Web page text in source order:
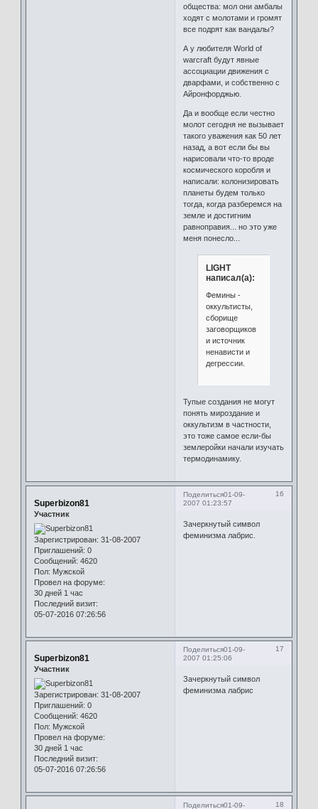
общества: мол они амбалы
ходят с молотами и громят
все подрят как вандалы?
А у любителя World of
warcraft будут явные
ассоциации движения с
дварфами, и собственно с
Айронфорджью.
Да и вообще если честно
молот сегодня не вызывает
такого уважения как 50 лет
назад, а вот если бы вы
нарисовали что-то вроде
космического коробля и
написали: колонизировать
планеты будем только
тогда, когда разберемся на
земле и достигним
равноправия... но это уже
меня понесло...
LIGHT
написал(а):
Фемины -
оккультисты,
сборище
заговорщиков
и источник
ненависти и
дегрессии.
Тупые создания не могут
понять мироздание и
оккультизм в частности,
это тоже самое если-бы
землеройки начали изучать
термодинамику.
Поделиться 16
01-09-
2007 01:23:57
Superbizon81
Участник
Зарегистрирован: 31-08-2007
Приглашений: 0
Сообщений: 4620
Пол: Мужской
Провел на форуме:
30 дней 1 час
Последний визит:
05-07-2016 07:26:56
Зачеркнутый символ
феминизма лабрис.
Поделиться 17
01-09-
2007 01:25:06
Superbizon81
Участник
Зарегистрирован: 31-08-2007
Приглашений: 0
Сообщений: 4620
Пол: Мужской
Провел на форуме:
30 дней 1 час
Последний визит:
05-07-2016 07:26:56
Зачеркнутый символ
феминизма лабрис
Поделиться 18
01-09-